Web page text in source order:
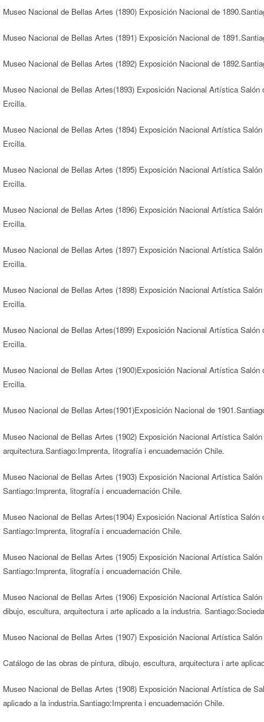
Museo Nacional de Bellas Artes (1890) Exposición Nacional de
Museo Nacional de Bellas Artes (1891) Exposición Nacional de
Museo Nacional de Bellas Artes (1892) Exposición Nacional de
Museo Nacional de Bellas Artes(1893) Exposición Nacional Artística
Ercilla.
Museo Nacional de Bellas Artes (1894) Exposición Nacional Artística
Ercilla.
Museo Nacional de Bellas Artes (1895) Exposición Nacional Artística
Ercilla.
Museo Nacional de Bellas Artes (1896) Exposición Nacional Artística
Ercilla.
Museo Nacional de Bellas Artes (1897) Exposición Nacional Artística
Ercilla.
Museo Nacional de Bellas Artes (1898) Exposición Nacional Artística
Ercilla.
Museo Nacional de Bellas Artes(1899) Exposición Nacional Artística
Ercilla.
Museo Nacional de Bellas Artes (1900)Exposición Nacional Artística
Ercilla.
Museo Nacional de Bellas Artes(1901)Exposición Nacional de
Museo Nacional de Bellas Artes (1902) Exposición Nacional Artística
arquitectura.Santiago:Imprenta, litografía i encuadernación Chile.
Museo Nacional de Bellas Artes (1903) Exposición Nacional Artística
Santiago:Imprenta, litografía i encuadernación Chile.
Museo Nacional de Bellas Artes(1904) Exposición Nacional Artística
Santiago:Imprenta, litografía i encuadernación Chile.
Museo Nacional de Bellas Artes (1905) Exposición Nacional Artística
Santiago:Imprenta, litografía i encuadernación Chile.
Museo Nacional de Bellas Artes (1906) Exposición Nacional Artística
dibujo, escultura, arquitectura i arte aplicado a la industria.
Museo Nacional de Bellas Artes (1907) Exposición Nacional Artística
Catálogo de las obras de pintura, dibujo, escultura, arquitectura i arte
Museo Nacional de Bellas Artes (1908) Exposición Nacional Artística de
aplicado a la industria.Santiago:Imprenta i encuadernación Chile.